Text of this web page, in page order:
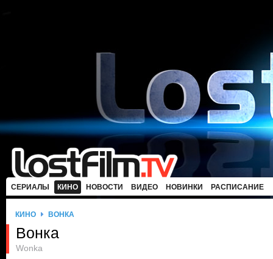
СЕРИАЛЫ КИНО НОВОСТИ ВИДЕО НОВИНКИ РАСПИСАНИЕ
КИНО ВОНКА
Вонка
Wonka